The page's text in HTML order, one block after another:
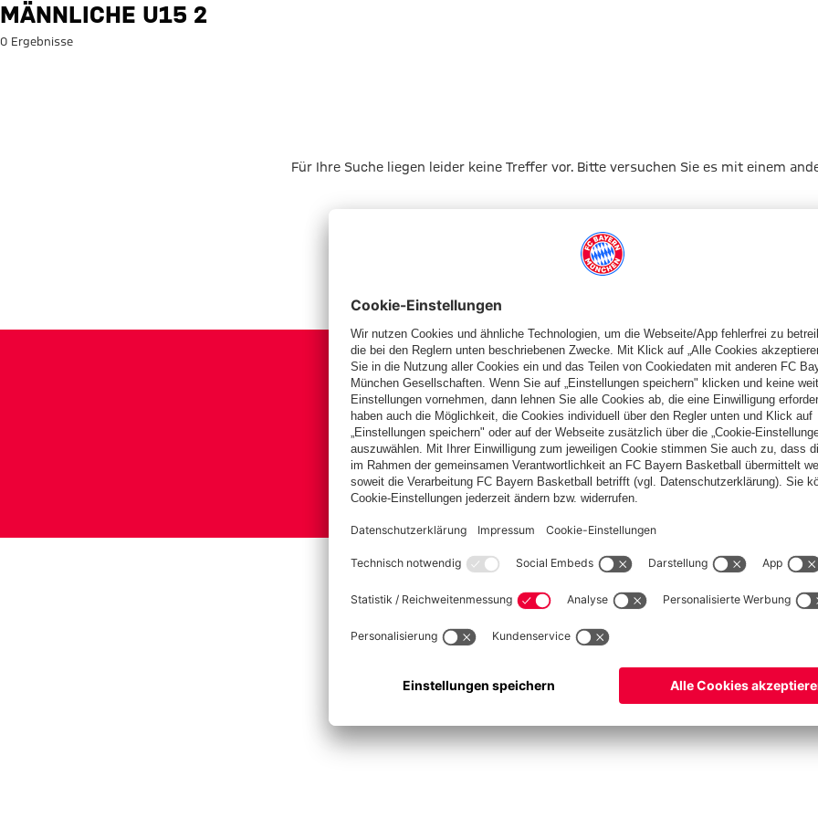
Suche: Männliche U15 2
MÄNNLICHE U15 2
0 Ergebnisse
Für Ihre Suche liegen leider keine Treffer vor. Bitte versuchen Sie es mit einem
Basketball Frauen Handball Schach Schiedsrichter Seniorenfußball
Impressum Datenschutz Nutzungsbedingungen Barrierefreiheit